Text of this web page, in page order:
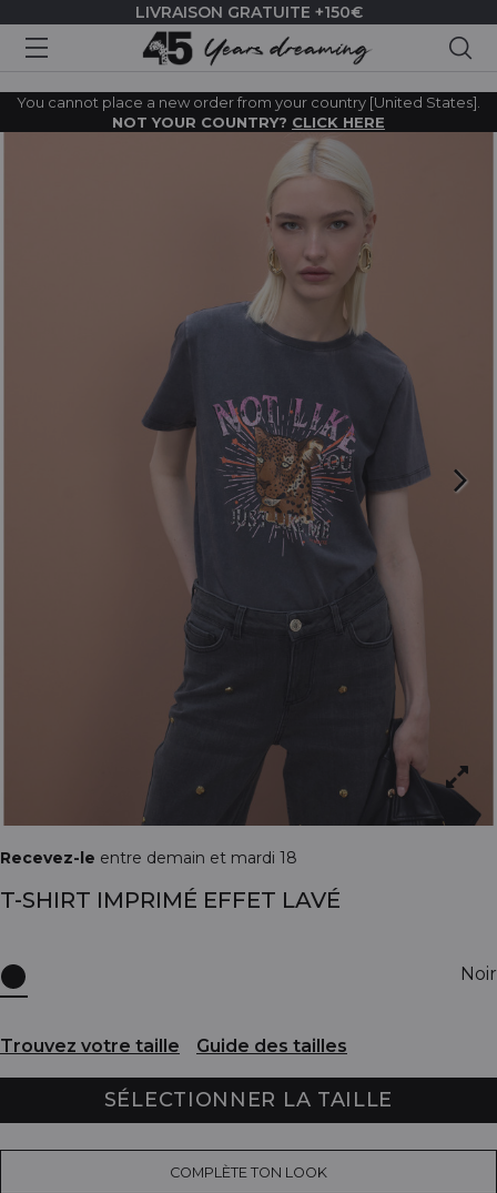
LIVRAISON GRATUITE +150€
You cannot place a new order from your country [United States].
NOT YOUR COUNTRY? CLICK HERE
Recevez-le entre demain et mardi 18
T-SHIRT IMPRIMÉ EFFET LAVÉ
Noir
Trouvez votre taille Guide des tailles
SÉLECTIONNER LA TAILLE
COMPLÈTE TON LOOK